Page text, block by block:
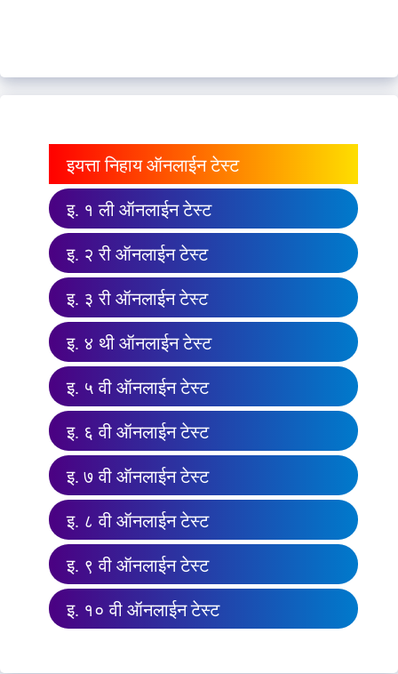
इयत्ता निहाय ऑनलाईन टेस्ट
इ. १ ली ऑनलाईन टेस्ट
इ. २ री ऑनलाईन टेस्ट
इ. ३ री ऑनलाईन टेस्ट
इ. ४ थी ऑनलाईन टेस्ट
इ. ५ वी ऑनलाईन टेस्ट
इ. ६ वी ऑनलाईन टेस्ट
इ. ७ वी ऑनलाईन टेस्ट
इ. ८ वी ऑनलाईन टेस्ट
इ. ९ वी ऑनलाईन टेस्ट
इ. १० वी ऑनलाईन टेस्ट